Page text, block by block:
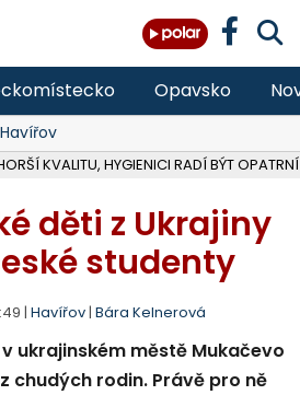
Opavsko
Havířov
KVALITU, HYGIENICI RADÍ BÝT OPATRNÍ
děti z Ukrajiny
studenty
| Havířov | Bára Kelnerová
ukrajinském městě Mukačevo
chudých rodin. Právě pro ně